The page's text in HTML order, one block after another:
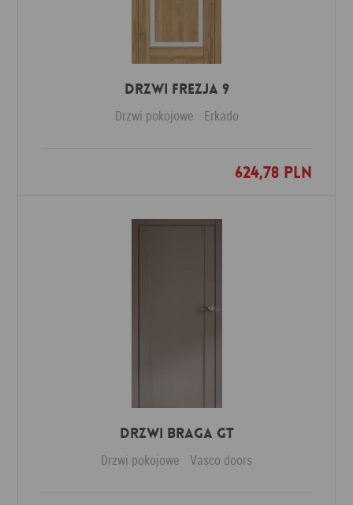
DRZWI FREZJA 9
Drzwi pokojowe Erkado
624,78 PLN
Dodaj do ulubionych
Drzwi Braga GT
Drzwi pokojowe Vasco doors